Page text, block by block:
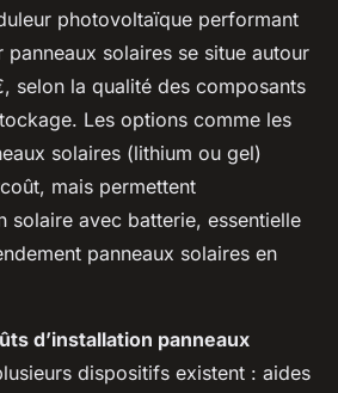
photovoltaïque performant
solaires se situe autour
selon la qualité des composants
Les options comme les
solaires (lithium ou gel)
mais permettent
solaire avec batterie, essentielle
panneaux solaires en
d’installation panneaux
dispositifs existent : aides